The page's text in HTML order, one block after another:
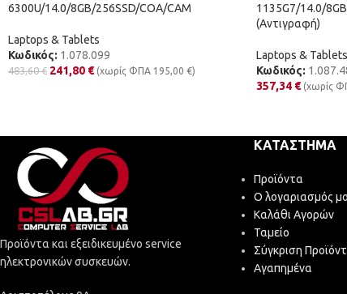
6300U/14.0/8GB/256SSD/COA/CAM
Laptops & Tablets
Κωδικός: 1.078.099
483,60€ 241,80 € (χωρίς ΦΠΑ 195,00 €)
1135G7/14.0/
(Αντιγραφή)
Laptops & Tablets
Κωδικός:
357,34 € (χωρίς
Προϊόντα και εξειδικευμένο service
ηλεκτρονικών συσκευών.
ΚΑΤΆΣΤΗΜΑ
Προϊόντα
Ο λογαριασμός
Καλάθι Αγορών
Ταμείο
Σύγκριση
Αγαπημένα